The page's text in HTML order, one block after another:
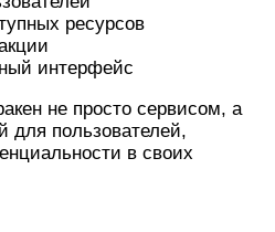
ресурсов
интерфейс
не просто сервисом, а
для пользователей,
в своих